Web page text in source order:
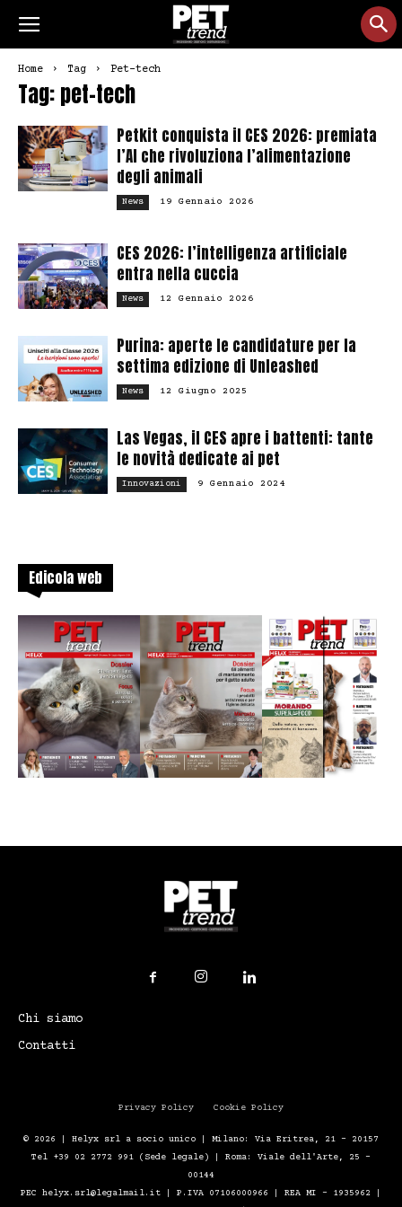
Home Tag Pet-tech
Tag: pet-tech
Petkit conquista il CES 2026: premiata
l’AI che rivoluziona l’alimentazione
degli animali
News 19 Gennaio 2026
CES 2026: l’intelligenza artificiale
entra nella cuccia
News 12 Gennaio 2026
Purina: aperte le candidature per la
settima edizione di Unleashed
News 12 Giugno 2025
Las Vegas, il CES apre i battenti: tante
le novità dedicate ai pet
Innovazioni 9 Gennaio 2024
Edicola web
Chi siamo
Contatti
Privacy Policy Cookie Policy
© 2026 | Helyx srl a socio unico | Milano: Via Eritrea, 21 – 20157
Tel +39 02 2772 991 (Sede legale) | Roma: Viale dell'Arte, 25 -
00144
PEC helyx.srl@legalmail.it | P.IVA 07106000966 | REA MI - 1935962 |